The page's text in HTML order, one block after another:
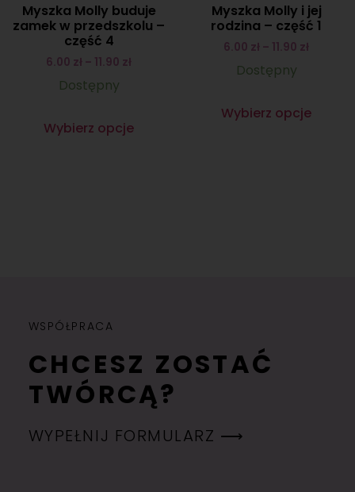
Myszka Molly buduje
zamek w przedszkolu –
część 4
6.00 zł – 11.90 zł
Dostępny
Wybierz opcje
Myszka Molly i jej
rodzina – część 1
6.00 zł – 11.90 zł
Dostępny
Wybierz opcje
WSPÓŁPRACA
CHCESZ ZOSTAĆ
TWÓRCĄ?
WYPEŁNIJ FORMULARZ ⟶